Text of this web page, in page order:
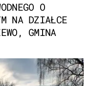
O
NA DZIAŁCE
GMINA